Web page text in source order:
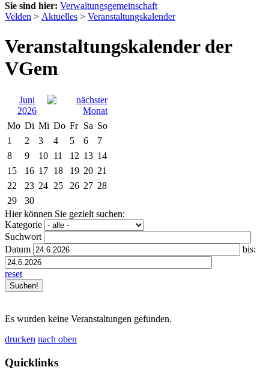
Sie sind hier: Verwaltungsgemeinschaft
Velden > Aktuelles > Veranstaltungskalender
Veranstaltungskalender der
VGem
Juni
2026
Mo Di Mi Do Fr Sa So
1
2 3 4 5 6
7
8
9 10 11 12 13 14
15
16 17 18 19 20 21
22
23 24 25 26 27 28
29
30
Hier können Sie gezielt suchen:
Kategorie
Suchwort
Datum
bis:
reset
Es wurden keine Veranstaltungen gefunden.
drucken nach oben
Quicklinks